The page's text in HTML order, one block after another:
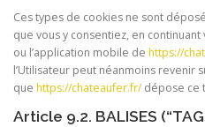
Ces types de cookies ne sont
que vous y consentiez, en
ou l’application mobile de https://
l’Utilisateur peut néanmoins revenir
que https://chateaufer.fr/dépose ce
Article 9.2. BALISES